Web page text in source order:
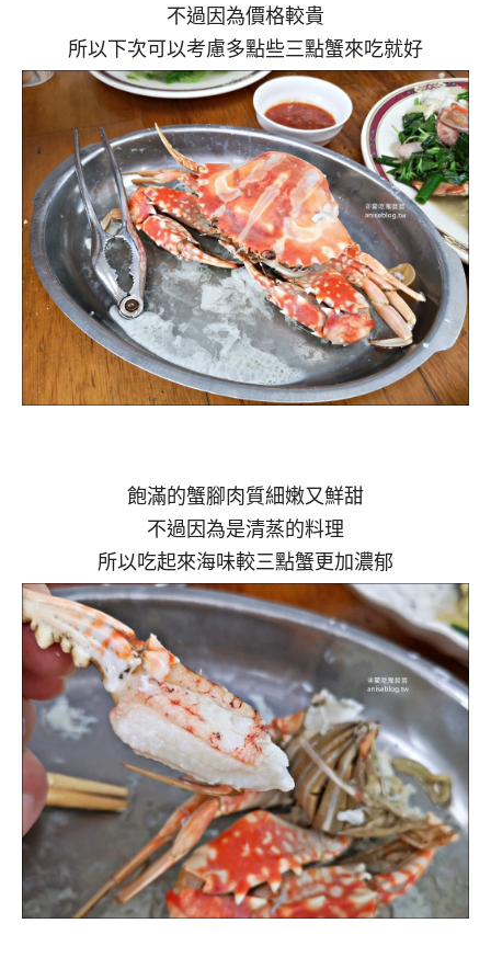
不過因為價格較貴
所以下次可以考慮多點些三點蟹來吃就好
飽滿的蟹腳肉質細嫩又鮮甜
不過因為是清蒸的料理
所以吃起來海味較三點蟹更加濃郁